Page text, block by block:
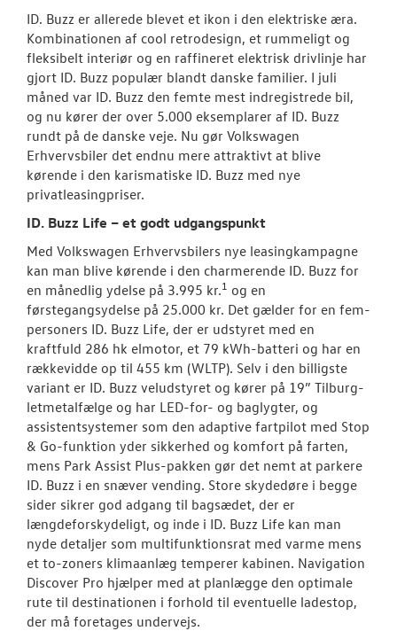
ID. Buzz er allerede blevet et ikon i den elektriske æra.
Kombinationen af cool retrodesign, et rummeligt og
fleksibelt interiør og en raffineret elektrisk drivlinje har
gjort ID. Buzz populær blandt danske familier. I juli
måned var ID. Buzz den femte mest indregistrede bil,
og nu kører der over 5.000 eksemplarer af ID. Buzz
rundt på de danske veje. Nu gør Volkswagen
Erhvervsbiler det endnu mere attraktivt at blive
kørende i den karismatiske ID. Buzz med nye
privatleasingpriser.
ID. Buzz Life – et godt udgangspunkt
Med Volkswagen Erhvervsbilers nye leasingkampagne
kan man blive kørende i den charmerende ID. Buzz for
en månedlig ydelse på 3.995 kr.1 og en
førstegangsydelse på 25.000 kr. Det gælder for en fem-
personers ID. Buzz Life, der er udstyret med en
kraftfuld 286 hk elmotor, et 79 kWh-batteri og har en
rækkevidde op til 455 km (WLTP). Selv i den billigste
variant er ID. Buzz veludstyret og kører på 19” Tilburg-
letmetalfælge og har LED-for- og baglygter, og
assistentsystemer som den adaptive fartpilot med Stop
& Go-funktion yder sikkerhed og komfort på farten,
mens Park Assist Plus-pakken gør det nemt at parkere
ID. Buzz i en snæver vending. Store skydedøre i begge
sider sikrer god adgang til bagsædet, der er
længdeforskydeligt, og inde i ID. Buzz Life kan man
nyde detaljer som multifunktionsrat med varme mens
et to-zoners klimaanlæg temperer kabinen. Navigation
Discover Pro hjælper med at planlægge den optimale
rute til destinationen i forhold til eventuelle ladestop,
der må foretages undervejs.